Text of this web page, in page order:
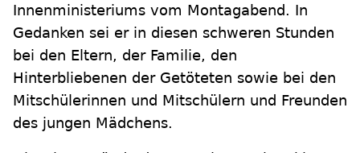
Innenministeriums vom Montagabend. In
Gedanken sei er in diesen schweren Stunden
bei den Eltern, der Familie, den
Hinterbliebenen der Getöteten sowie bei den
Mitschülerinnen und Mitschülern und Freunden
des jungen Mädchens.